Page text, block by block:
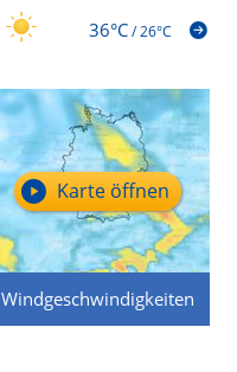
36°C/26°C
Windgeschwindigkeiten
Karte öffnen